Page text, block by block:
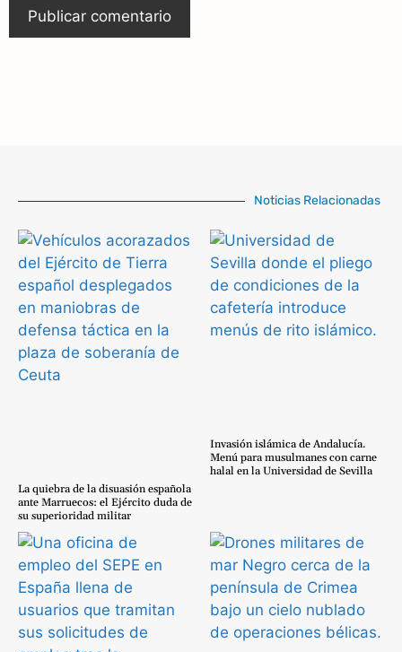
Noticias Relacionadas
La quiebra de la disuasión española
ante Marruecos: el Ejército duda de
su superioridad militar
Invasión islámica de Andalucía.
Menú para musulmanes con carne
halal en la Universidad de Sevilla